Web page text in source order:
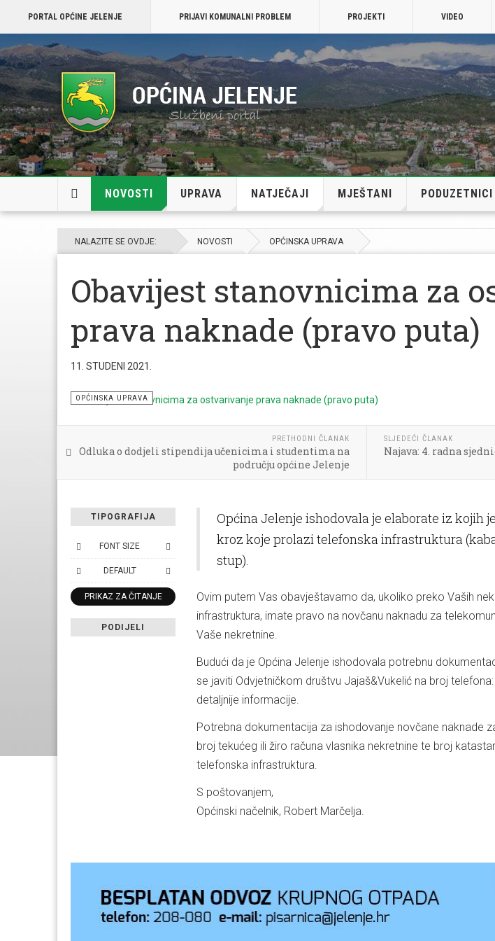
PORTAL OPĆINE JELENJE PRIJAVI KOMUNALNI PROBLEM PROJEKTI VIDEO
NOVOSTI UPRAVA NATJEČAJI MJEŠTANI PODUZETNICI
NALAZITE SE OVDJE: NOVOSTI OPĆINSKA UPRAVA
Obavijest stanovnicima za
prava naknade (pravo puta)
11. STUDENI 2021.
OPĆINSKA UPRAVA
PRETHODNI ČLANAK
Odluka o dodjeli stipendija učenicima i studentima na
području općine Jelenje
SLJEDEĆI ČLANAK
Najava: 4. radna
TIPOGRAFIJA
FONT SIZE
DEFAULT
PRIKAZ ZA ČITANJE
PODIJELI
Općina Jelenje ishodovala je elaborate iz kojih
kroz koje prolazi telefonska infrastruktura
stup).
Ovim putem Vas obavještavamo da, ukoliko preko Vaših
infrastruktura, imate pravo na novčanu naknadu za
Vaše nekretnine.
Budući da je Općina Jelenje ishodovala potrebnu
se javiti Odvjetničkom društvu Jajaš&Vukelić na broj
detaljnije informacije.
Potrebna dokumentacija za ishodovanje novčane naknade
broj tekućeg ili žiro računa vlasnika nekretnine te broj
telefonska infrastruktura.
S poštovanjem,
Općinski načelnik, Robert Marčelja.